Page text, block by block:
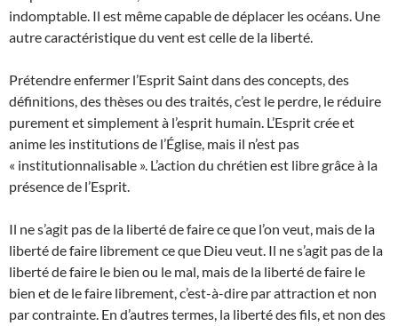
indomptable. Il est même capable de déplacer les océans. Une
autre caractéristique du vent est celle de la liberté.
Prétendre enfermer l’Esprit Saint dans des concepts, des
définitions, des thèses ou des traités, c’est le perdre, le réduire
purement et simplementà l’esprit humain. L’Esprit crée et
anime les institutions de l’Église, mais il n’est pas
« institutionnalisable ». L’action du chrétien est libre grâce à la
présence de l’Esprit.
Il ne s’agit pas de la liberté de faire ce que l’on veut, mais de la
liberté de faire librement ce que Dieu veut. Il ne s’agit pas de la
liberté de faire le bien ou le mal, mais de la liberté de faire le
bien et de le faire librement, c’est-à-dire par attraction et non
par contrainte. En d’autres termes, la liberté des fils, et non des